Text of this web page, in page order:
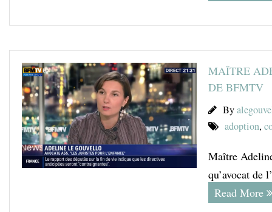
MAÎTRE
DE BFMTV
By
adoption,
Maître
qu’avocat de
Read More